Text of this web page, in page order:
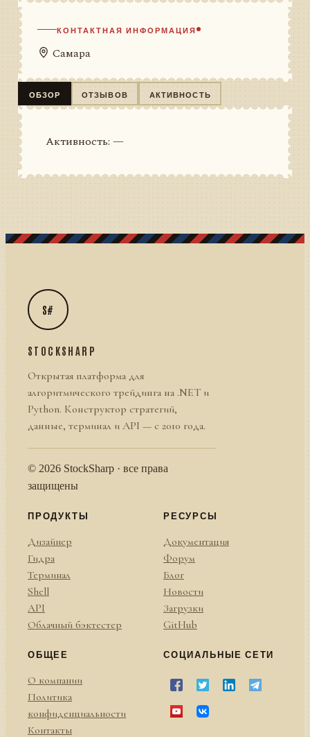
КОНТАКТНАЯ ИНФОРМАЦИЯ
Самара
ОБЗОР ОТЗЫВОВ АКТИВНОСТЬ
Активность: —
S#
STOCKSHARP
Открытая платформа для
алгоритмического трейдинга на .NET и
Python. Конструктор стратегий,
данные, терминал и API — с 2010 года.
© 2026 StockSharp · все права
защищены
ПРОДУКТЫ
Дизайнер
Гидра
Терминал
Shell
API
Облачный бэктестер
РЕСУРСЫ
Документация
Форум
Блог
Новости
Загрузки
GitHub
ОБЩЕЕ
О компании
Политика
конфиденциальности
Контакты
СОЦИАЛЬНЫЕ СЕТИ